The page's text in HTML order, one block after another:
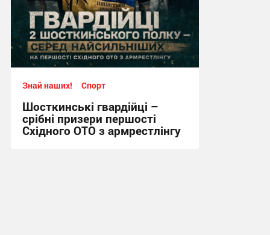
Знай наших! Спорт
Шосткинські гвардійці –
срібні призери першості
Східного ОТО з армрестлінгу